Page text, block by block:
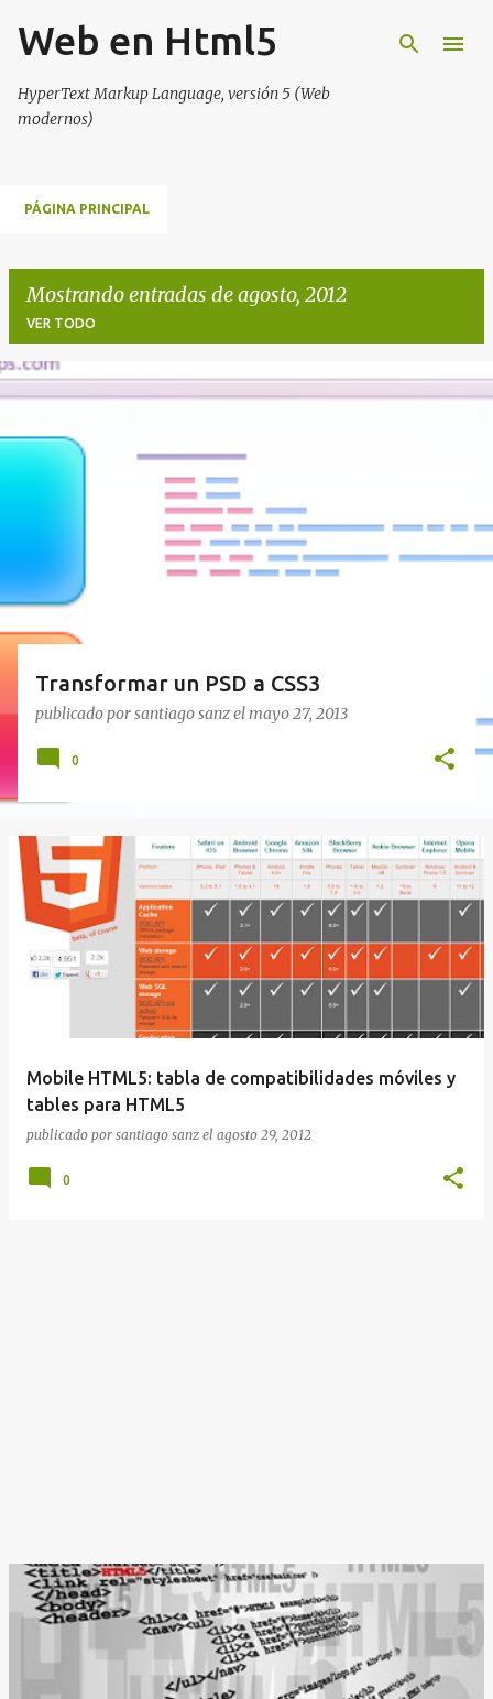
Ir al contenido principal
Web en Html5
HyperText Markup Language, versión 5 (Web
modernos)
PÁGINA PRINCIPAL
Mostrando entradas de agosto, 2012
VER TODO
E
n
t
a
s
Transformar un PSD a CSS3
publicado porsantiago sanzelmayo 27, 2013
0
Mobile HTML5: tabla de compatibilidades móviles y
tables para HTML5
publicado por santiago sanz el agosto 29, 2012
0